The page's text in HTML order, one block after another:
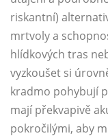
riskantní)
mrtvoly a
hlídkových tras
vyzkoušet si
kradmo pohybují
mají překvapivě
pokročilými, aby